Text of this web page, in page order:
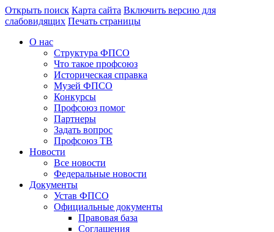
Открыть поиск Карта сайта Включить версию для
слабовидящих Печать страницы
О нас
Структура ФПСО
Что такое профсоюз
Историческая справка
Музей ФПСО
Конкурсы
Профсоюз помог
Партнеры
Задать вопрос
Профсоюз ТВ
Новости
Все новости
Федеральные новости
Документы
Устав ФПСО
Официальные документы
Правовая база
Соглашения